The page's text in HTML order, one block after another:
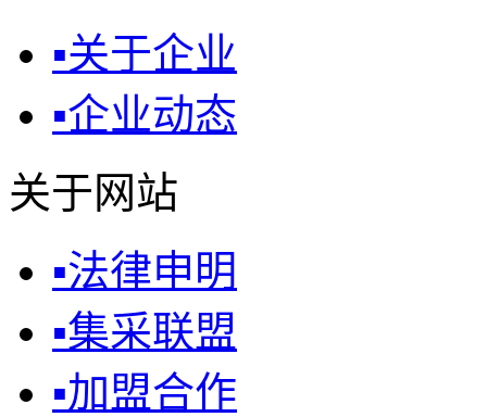
▪关于企业
▪企业动态
关于网站
▪法律申明
▪集采联盟
▪加盟合作